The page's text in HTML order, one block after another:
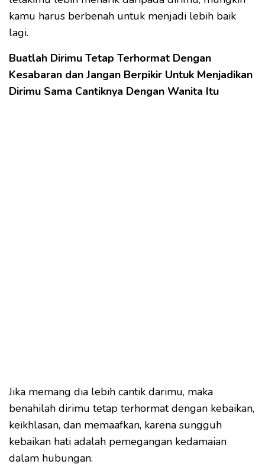
kamu harus berbenah untuk menjadi lebih baik
lagi.
Buatlah Dirimu Tetap Terhormat Dengan
Kesabaran dan Jangan Berpikir Untuk Menjadikan
Dirimu Sama Cantiknya Dengan Wanita Itu
Jika memang dia lebih cantik darimu, maka
benahilah dirimu tetap terhormat dengan kebaikan,
keikhlasan, dan memaafkan, karena sungguh
kebaikan hati adalah pemegangan kedamaian
dalam hubungan.